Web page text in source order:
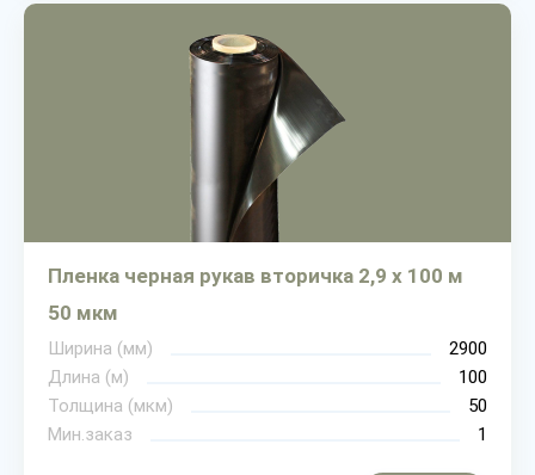
Пленка черная рукав вторичка 2,9 х 100 м
50 мкм
Ширина (мм)
2900
Длина (м)
100
Толщина (мкм)
50
Мин.заказ
1